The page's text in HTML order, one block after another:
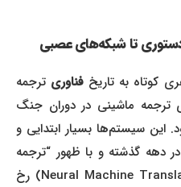
دستوری تا شبکه‌های عصبی
کوتاه به تاریخ فناوری ترجمه
ترجمه ماشینی در دوران جنگ
این سیستم‌ها بسیار ابتدایی و
در دهه گذشته و با ظهور “ترجمه
ماشینی عصبی” (Neural Machine Translation – NMT) رخ